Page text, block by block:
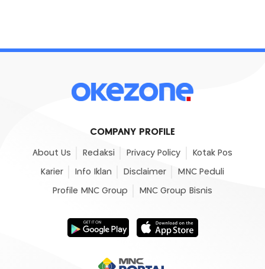
COMPANY PROFILE
About Us Redaksi Privacy Policy Kotak Pos
Karier Info Iklan Disclaimer MNC Peduli
Profile MNC Group MNC Group Bisnis